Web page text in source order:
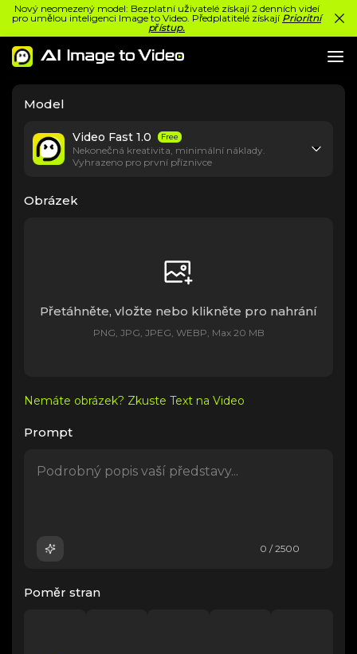
Nový neomezený model: Bezplatní uživatelé získají 2 denních videí
pro umělou inteligenci Image to Video. Předplatitelé získají Prioritní
přístup.
Model
Video Fast 1.0 Free
Nekonečná kreativita, minimální náklady.
Vyhrazeno pro první příznivce
Obrázek
Přetáhněte, vložte nebo klikněte pro nahrání
PNG, JPG, JPEG, WEBP, Max 20 MB
Nemáte obrázek? Zkuste Text na Video
Prompt
0 / 2500
Poměr stran